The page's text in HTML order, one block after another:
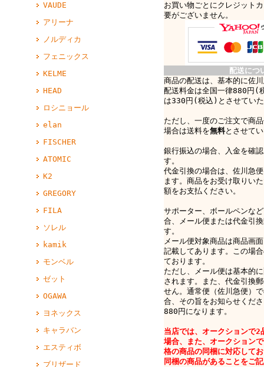
VAUDE
アリーナ
ノルディカ
フェニックス
KELME
HEAD
ロシニョール
elan
FISCHER
ATOMIC
K2
GREGORY
FILA
ソレル
kamik
モンベル
ゼット
OGAWA
ヨネックス
キャラバン
エスティボ
ブリザード
お買い物ごとにクレジット
要がございません。
配送につ
商品の配送は、基本的に佐
配送料金は全国一律880円(
は330円(税込)とさせてい
ただし、一度のご注文で商
場合は送料を無料とさせて
銀行振込の場合、入金を確
す。
代金引換の場合は、佐川
ます。商品をお受け取りい
額をお支払ください。
サポーター、ボールペンな
合、メール便または代金引
す。
メール便対象商品は商品画
記載してあります。この場
ております。
ただし、メール便は基本的
されます。また、代金引換
せん。通常便（佐川急便）
合、その旨をお知らせくだ
880円になります。
当店では、オークションで2
場合、また、オークション
格の商品の同梱に対応して
同梱の商品があることをご